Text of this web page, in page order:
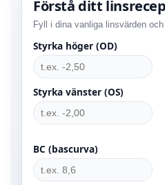
Förstå ditt
Fyll i dina vanliga linsvärden
Styrka höger (OD)
Styrka vänster (OS)
BC (bascurva)